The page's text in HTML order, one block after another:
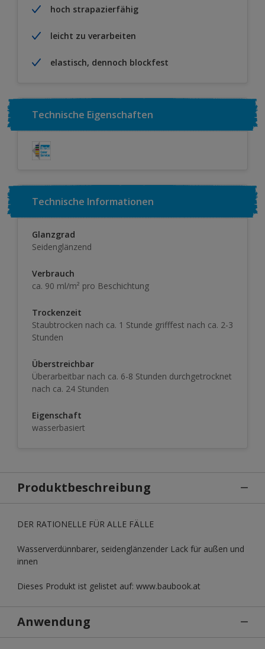
hoch strapazierfähig
leicht zu verarbeiten
elastisch, dennoch blockfest
Technische Eigenschaften
Technische Informationen
Glanzgrad
Seidenglänzend
Verbrauch
ca. 90 ml/m² pro Beschichtung
Trockenzeit
Staubtrocken nach ca. 1 Stunde grifffest nach ca. 2-3
Stunden
Überstreichbar
Überarbeitbar nach ca. 6-8 Stunden durchgetrocknet
nach ca. 24 Stunden
Eigenschaft
wasserbasiert
Produktbeschreibung
DER RATIONELLE FÜR ALLE FÄLLE
Wasserverdünnbarer, seidenglänzender Lack für außen und
innen
Dieses Produkt ist gelistet auf: www.baubook.at
Anwendung